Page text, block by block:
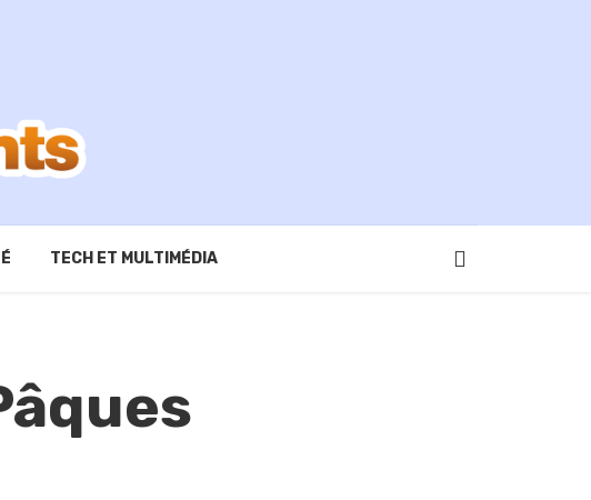
TECH ET MULTIMÉDIA